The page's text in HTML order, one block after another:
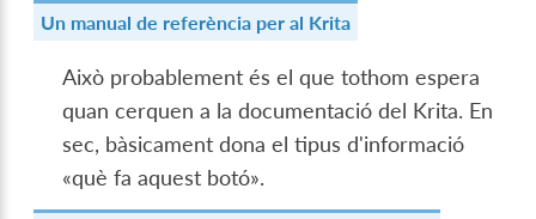
Un manual de referència per al Krita
Això probablement és el que tothom espera
quan cerquen a la documentació del Krita. En
sec, bàsicament dona el tipus d'informació
«què fa aquest botó».